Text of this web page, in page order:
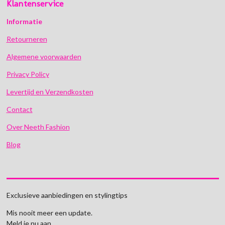
Klantenservice
Informatie
Retourneren
Algemene voorwaarden
Privacy Policy
Levertijd en Verzendkosten
Contact
Over Neeth Fashion
Blog
Exclusieve aanbiedingen en stylingtips
Mis nooit meer een update.
Meld je nu aan